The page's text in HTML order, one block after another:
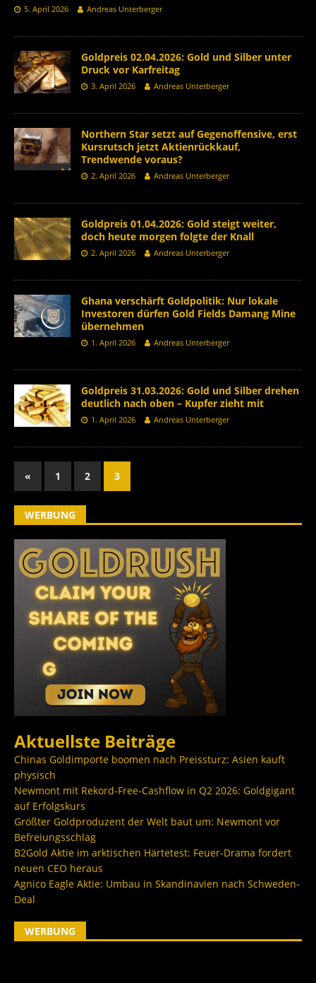
5. April 2026 Andreas Unterberger
Goldpreis 02.04.2026: Gold und Silber unter
Druck vor Karfreitag
3. April 2026 Andreas Unterberger
Northern Star setzt auf Gegenoffensive, erst
Kursrutsch jetzt Aktienrückkauf,
Trendwende voraus?
2. April 2026 Andreas Unterberger
Goldpreis 01.04.2026: Gold steigt weiter,
doch heute morgen folgte der Knall
2. April 2026 Andreas Unterberger
Ghana verschärft Goldpolitik: Nur lokale
Investoren dürfen Gold Fields Damang Mine
übernehmen
1. April 2026 Andreas Unterberger
Goldpreis 31.03.2026: Gold und Silber drehen
deutlich nach oben – Kupfer zieht mit
1. April 2026 Andreas Unterberger
« 1 2 3
WERBUNG
Aktuellste Beiträge
Chinas Goldimporte boomen nach Preissturz: Asien kauft
physisch
Newmont mit Rekord-Free-Cashflow in Q2 2026: Goldgigant
auf Erfolgskurs
Größter Goldproduzent der Welt baut um: Newmont vor
Befreiungsschlag
B2Gold Aktie im arktischen Härtetest: Feuer-Drama fordert
neuen CEO heraus
Agnico Eagle Aktie: Umbau in Skandinavien nach Schweden-
Deal
WERBUNG